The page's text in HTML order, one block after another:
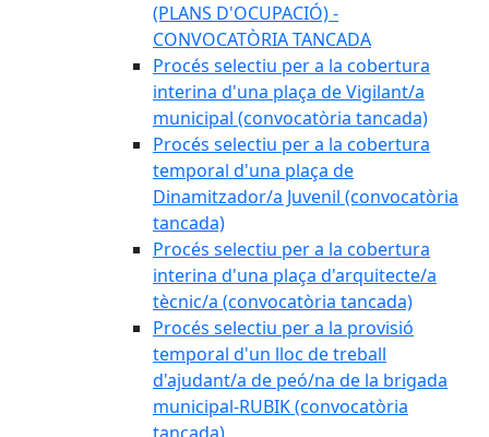
(PLANS D'OCUPACIÓ) -
CONVOCATÒRIA TANCADA
Procés selectiu per a la cobertura
interina d'una plaça de Vigilant/a
municipal (convocatòria tancada)
Procés selectiu per a la cobertura
temporal d'una plaça de
Dinamitzador/a Juvenil (convocatòria
tancada)
Procés selectiu per a la cobertura
interina d'una plaça d'arquitecte/a
tècnic/a (convocatòria tancada)
Procés selectiu per a la provisió
temporal d'un lloc de treball
d'ajudant/a de peó/na de la brigada
municipal-RUBIK (convocatòria